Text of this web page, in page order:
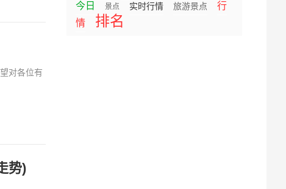
今日 景点 实时行情 旅游景点
行
情
排名
对各位有
势)